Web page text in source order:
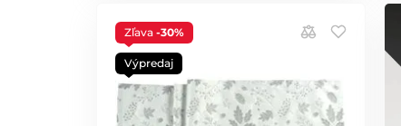
Zľava -30%
Výpredaj